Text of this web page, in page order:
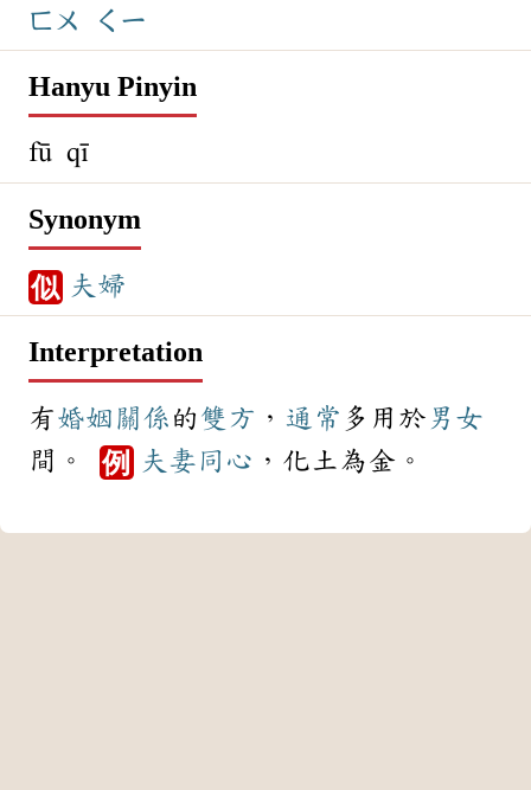
ㄈㄨ ㄑㄧ
Hanyu Pinyin
fū qī
Synonym
似 夫婦
Interpretation
有婚姻 關係 的 雙方 ， 通常 多用於 男女
間。 例 夫妻 同心 ，化土為金。